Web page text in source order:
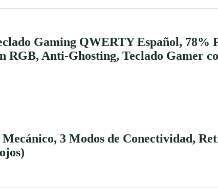
Gaming QWERTY Español, 78%
RGB, Anti-Ghosting, Teclado Gamer
3 Modos de Conectividad,